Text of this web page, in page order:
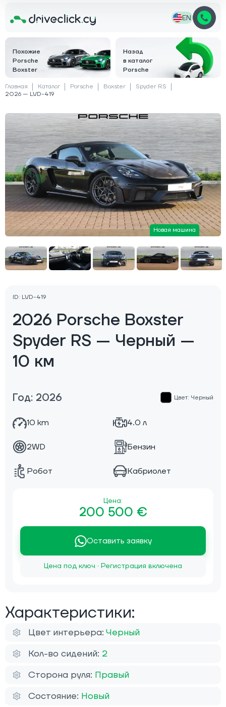
EN
Похожие
Porsche
Boxster
Назад
в каталог
Porsche
Главная Каталог Porsche Boxster
Spyder RS
2026 — LVD-419
ID: LVD-419
2026 Porsche Boxster
Spyder RS — Черный —
10 км
Год: 2026 Цвет: Черный
10 km 4.0 л
2WD Бензин
Робот Кабриолет
Цена:
200 500 €
Оставить заявку
Цена под ключ · Регистрация включена
Новая машина
Характеристики:
Цвет интерьера: Черный
Кол-во сидений: 2
Сторона руля: Правый
Состояние: Новый